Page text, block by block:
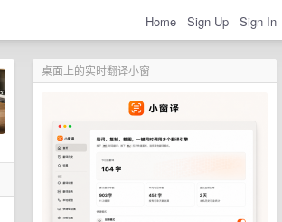
Home Sign Up Sign In
桌面上的实时翻译小窗